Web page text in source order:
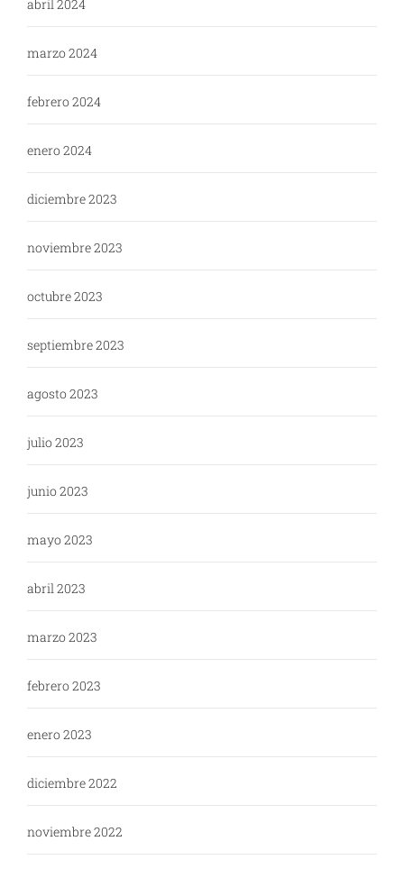
abril 2024
marzo 2024
febrero 2024
enero 2024
diciembre 2023
noviembre 2023
octubre 2023
septiembre 2023
agosto 2023
julio 2023
junio 2023
mayo 2023
abril 2023
marzo 2023
febrero 2023
enero 2023
diciembre 2022
noviembre 2022